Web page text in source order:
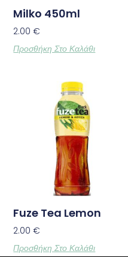
Milko 450ml
2.00€
Προσθήκη Στο Καλάθι
Fuze Tea Lemon
2.00€
Προσθήκη Στο Καλάθι